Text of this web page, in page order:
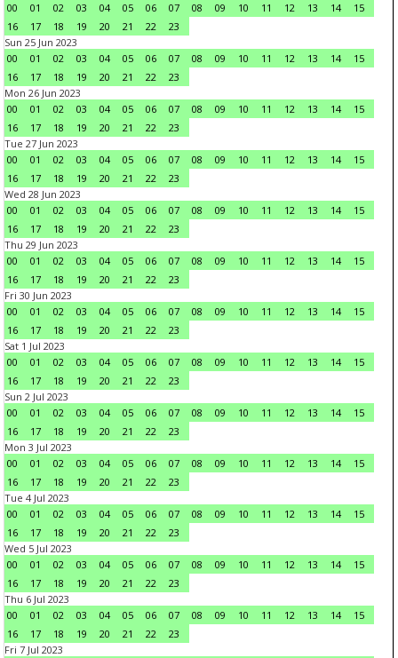
00
01 02 03 04 05 06 07 08 09 10 11 12 13 14
15
16
17 18 19 20 21 22
23
Sun 25 Jun 2023
00
01 02 03 04 05 06 07 08 09 10 11 12 13 14
15
16
17 18 19 20 21 22
23
Mon 26 Jun 2023
00
01 02 03 04 05 06 07 08 09 10 11 12 13 14
15
16
17 18 19 20 21 22
23
Tue 27 Jun 2023
00
01 02 03 04 05 06 07 08 09 10 11 12 13 14
15
16
17 18 19 20 21 22
23
Wed 28 Jun 2023
00
01 02 03 04 05 06 07 08 09 10 11 12 13 14
15
16
17 18 19 20 21 22
23
Thu 29 Jun 2023
00
01 02 03 04 05 06 07 08 09 10 11 12 13 14
15
16
17 18 19 20 21 22
23
Fri 30 Jun 2023
00
01 02 03 04 05 06 07 08 09 10 11 12 13 14
15
16
17 18 19 20 21 22
23
Sat 1 Jul 2023
00
01 02 03 04 05 06 07 08 09 10 11 12 13 14
15
16
17 18 19 20 21 22
23
Sun 2 Jul 2023
00
01 02 03 04 05 06 07 08 09 10 11 12 13 14
15
16
17 18 19 20 21 22
23
Mon 3 Jul 2023
00
01 02 03 04 05 06 07 08 09 10 11 12 13 14
15
16
17 18 19 20 21 22
23
Tue 4 Jul 2023
00
01 02 03 04 05 06 07 08 09 10 11 12 13 14
15
16
17 18 19 20 21 22
23
Wed 5 Jul 2023
00
01 02 03 04 05 06 07 08 09 10 11 12 13 14
15
16
17 18 19 20 21 22
23
Thu 6 Jul 2023
00
01 02 03 04 05 06 07 08 09 10 11 12 13 14
15
16
17 18 19 20 21 22
23
Fri 7 Jul 2023